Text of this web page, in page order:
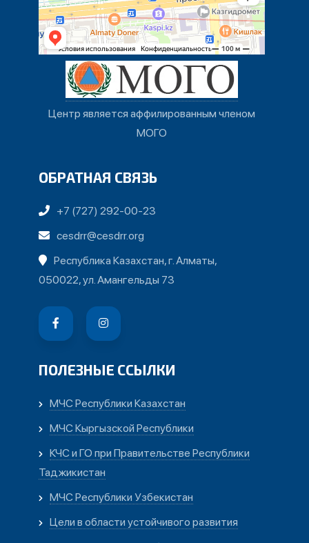
Центр является аффилированным членом
МОГО
ОБРАТНАЯ СВЯЗЬ
+7 (727) 292-00-23
cesdrr@cesdrr.org
Республика Казахстан, г. Алматы,
050022, ул. Амангельды 73
ПОЛЕЗНЫЕ ССЫЛКИ
МЧС Республики Казахстан
МЧС Кыргызской Республики
КЧС и ГО при Правительстве Республики
Таджикистан
МЧС Республики Узбекистан
Цели в области устойчивого развития